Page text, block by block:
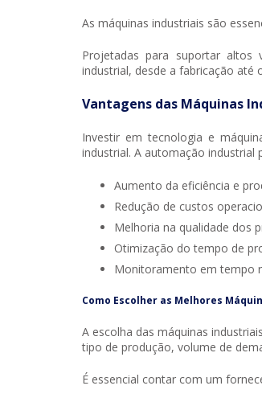
As máquinas industriais são
Projetadas para suportar altos
industrial, desde a fabricação até
Vantagens das Máquinas
Investir em tecnologia e
industrial. A automação industrial
Aumento da eficiência e
Redução de custos
Melhoria na qualidade dos
Otimização do tempo de
Monitoramento em tempo
Como Escolher as Melhores
A escolha das máquinas
tipo de produção, volume de
É essencial contar com um